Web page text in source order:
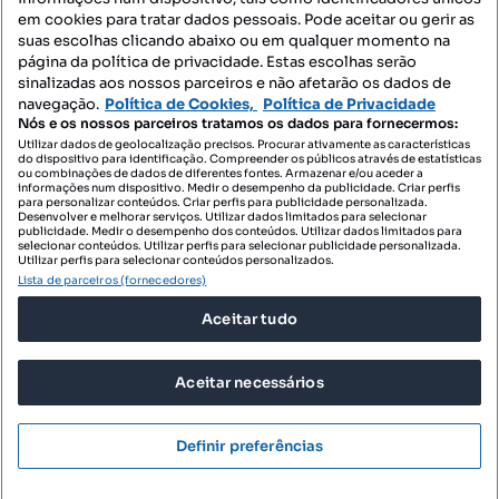
Mapa do Site
Contacte-nos
SIGA-NOS:
DESCARREGAR NA:
© 2026 Imovirtual.com, OLX Portugal, S.A.
TERMOS DE UTILIZAÇÃO
POLÍTICA DE PRIVACIDADE
CONFIGURAÇÕES DE PRIVACIDADE
em cookies para tratar dados pessoais. Pode aceitar ou gerir as
suas escolhas clicando abaixo ou em qualquer momento na
página da política de privacidade. Estas escolhas serão
sinalizadas aos nossos parceiros e não afetarão os dados de
navegação. Política de Cookies, Política de Privacidade
Nós e os nossos parceiros tratamos os dados para fornecermos:
Utilizar dados de geolocalização precisos. Procurar ativamente as características
do dispositivo para identificação. Compreender os públicos através de estatísticas
ou combinações de dados de diferentes fontes. Armazenar e/ou aceder a
informações num dispositivo. Medir o desempenho da publicidade. Criar perfis
para personalizar conteúdos. Criar perfis para publicidade personalizada.
Desenvolver e melhorar serviços. Utilizar dados limitados para selecionar
publicidade. Medir o desempenho dos conteúdos. Utilizar dados limitados para
selecionar conteúdos. Utilizar perfis para selecionar publicidade personalizada.
Utilizar perfis para selecionar conteúdos personalizados.
Lista de parceiros (fornecedores)
Aceitar tudo
Aceitar necessários
Definir preferências